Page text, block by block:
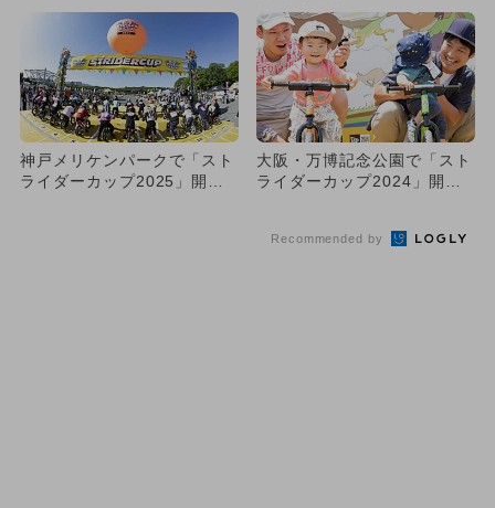
神戸メリケンパークで「スト
ライダーカップ2025」開
大阪・万博記念公園で「スト
ライダーカップ2024」開
Recommended by